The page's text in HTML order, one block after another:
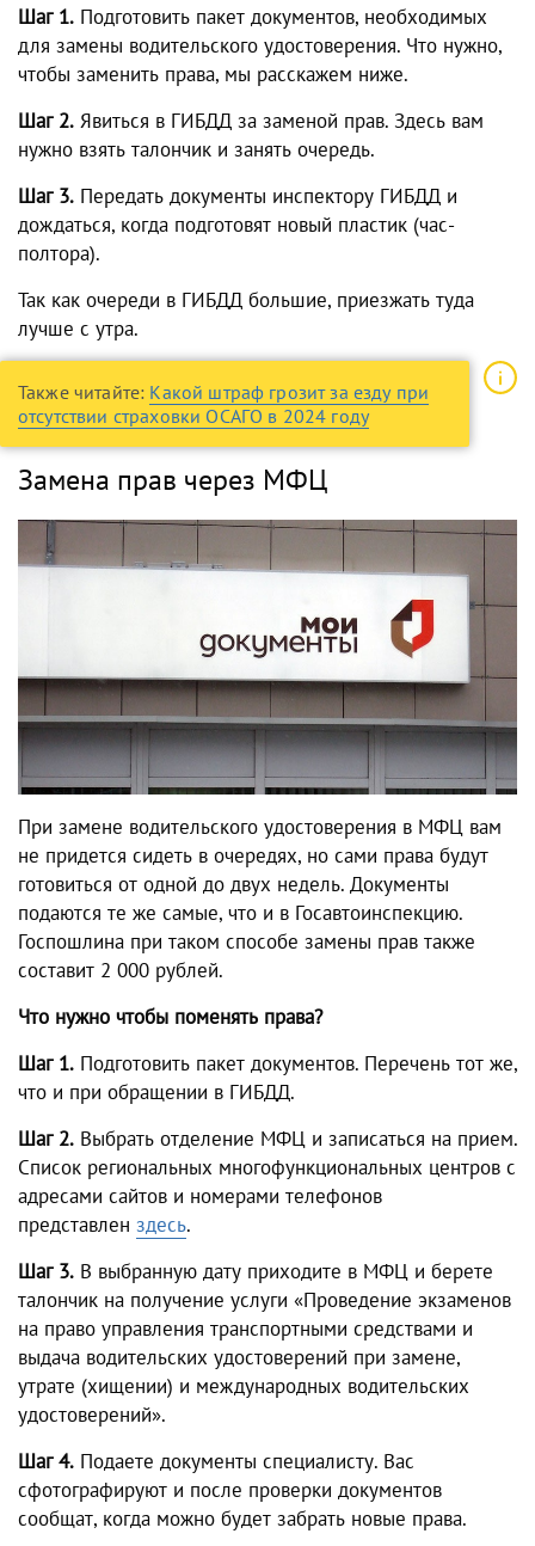
Шаг 1. Подготовить пакет документов, необходимых
для замены водительского удостоверения. Что нужно,
чтобы заменить права, мы расскажем ниже.
Шаг 2. Явиться в ГИБДД за заменой прав. Здесь вам
нужно взять талончик и занять очередь.
Шаг 3. Передать документы инспектору ГИБДД и
дождаться, когда подготовят новый пластик (час-
полтора).
Так как очереди в ГИБДД большие, приезжать туда
лучше с утра.
Также читайте: Какой штраф грозит за езду при
отсутствии страховки ОСАГО в 2024 году
Замена прав через МФЦ
При замене водительского удостоверения в МФЦ вам
не придется сидеть в очередях, но сами права будут
готовиться от одной до двух недель. Документы
подаются те же самые, что и в Госавтоинспекцию.
Госпошлина при таком способе замены прав также
составит 2 000 рублей.
Что нужно чтобы поменять права?
Шаг 1. Подготовить пакет документов. Перечень тот же,
что и при обращении в ГИБДД.
Шаг 2. Выбрать отделение МФЦ и записаться на прием.
Список региональных многофункциональных центров с
адресами сайтов и номерами телефонов
представлен здесь.
Шаг 3. В выбранную дату приходите в МФЦ и берете
талончик на получение услуги «Проведение экзаменов
на право управления транспортными средствами и
выдача водительских удостоверений при замене,
утрате (хищении) и международных водительских
удостоверений».
Шаг 4. Подаете документы специалисту. Вас
сфотографируют и после проверки документов
сообщат, когда можно будет забрать новые права.